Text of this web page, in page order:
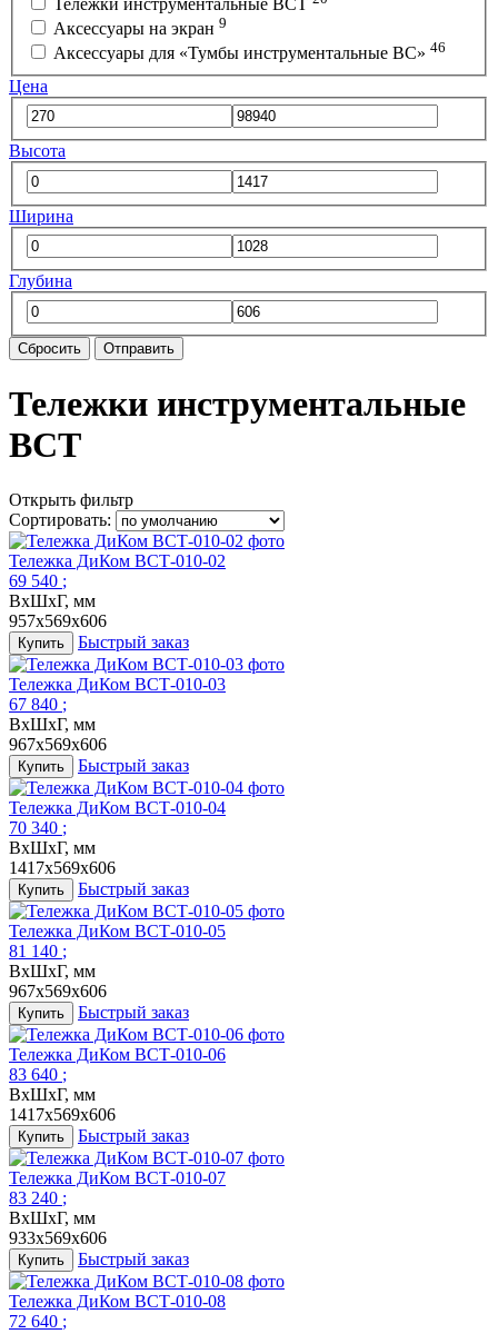
Аксессуары на экран 9
Аксессуары для «Тумбы инструментальные ВС» 46
Цена
Высота
Ширина
Глубина
Сбросить Отправить
Тележки инструментальные
ВСТ
Открыть фильтр
Сортировать:
Тележка ДиКом ВСТ-010-02
69 540 ;
ВxШхГ, мм
957x569x606
Купить Быстрый заказ
Тележка ДиКом ВСТ-010-03
67 840 ;
ВxШхГ, мм
967x569x606
Купить Быстрый заказ
Тележка ДиКом ВСТ-010-04
70 340 ;
ВxШхГ, мм
1417x569x606
Купить Быстрый заказ
Тележка ДиКом ВСТ-010-05
81 140 ;
ВxШхГ, мм
967x569x606
Купить Быстрый заказ
Тележка ДиКом ВСТ-010-06
83 640 ;
ВxШхГ, мм
1417x569x606
Купить Быстрый заказ
Тележка ДиКом ВСТ-010-07
83 240 ;
ВxШхГ, мм
933x569x606
Купить Быстрый заказ
Тележка ДиКом ВСТ-010-08
72 640 ;